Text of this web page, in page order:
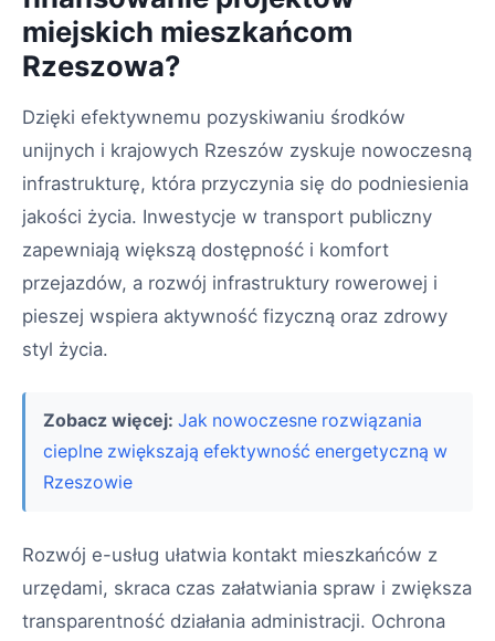
miejskich mieszkańcom
Rzeszowa?
Dzięki efektywnemu pozyskiwaniu środków
unijnych i krajowych Rzeszów zyskuje nowoczesną
infrastrukturę, która przyczynia się do podniesienia
jakości życia. Inwestycje w transport publiczny
zapewniają większą dostępność i komfort
przejazdów, a rozwój infrastruktury rowerowej i
pieszej wspiera aktywność fizyczną oraz zdrowy
styl życia.
Zobacz więcej: Jak nowoczesne rozwiązania
cieplne zwiększają efektywność energetyczną w
Rzeszowie
Rozwój e-usług ułatwia kontakt mieszkańców z
urzędami, skraca czas załatwiania spraw i zwiększa
transparentność działania administracji. Ochrona